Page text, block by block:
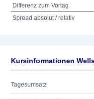
Differenz zum Vortag
Spread absolut / relativ
Kursinformationen
Tagesumsatz